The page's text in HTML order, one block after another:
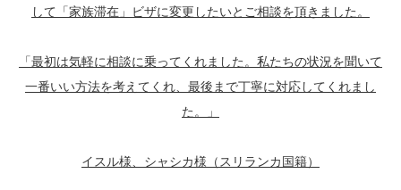
して「家族滞在」ビザに変更したいとご相談を頂きました。
「最初は気軽に相談に乗ってくれました。私たちの状況を聞いて
一番いい方法を考えてくれ、最後まで丁寧に対応してくれまし
た。」
イスル様、シャシカ様（スリランカ国籍）